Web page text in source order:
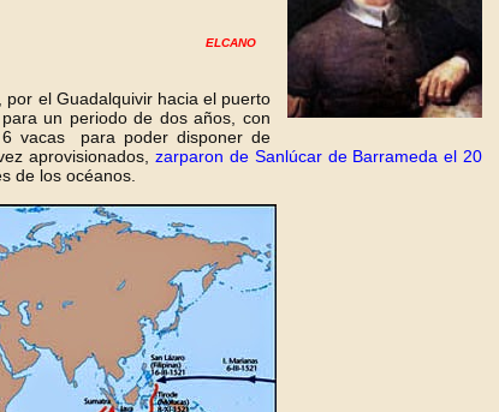
ELCANO
, por el Guadalquivir hacia el puerto
un periodo de dos años, con
6 vacas para poder disponer de
aprovisionados,zarparon de Sanlúcar de Barrameda el 20
de los océanos.